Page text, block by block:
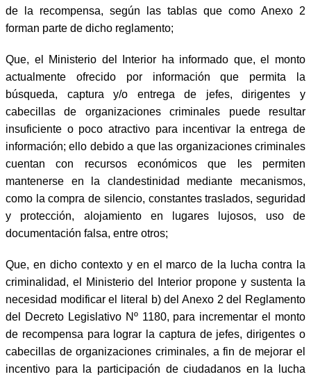
de la recompensa, según las tablas que como Anexo 2
forman parte de dicho reglamento;
Que, el Ministerio del Interior ha informado que, el monto
actualmente ofrecido por información que permita la
búsqueda, captura y/o entrega de jefes, dirigentes y
cabecillas de organizaciones criminales puede resultar
insuficiente o poco atractivo para incentivar la entrega de
información; ello debido a que las organizaciones criminales
cuentan con recursos económicos que les permiten
mantenerse en la clandestinidad mediante mecanismos,
como la compra de silencio, constantes traslados, seguridad
y protección, alojamiento en lugares lujosos, uso de
documentación falsa, entre otros;
Que, en dicho contexto y en el marco de la lucha contra la
criminalidad, el Ministerio del Interior propone y sustenta la
necesidad modificar el literal b) del Anexo 2 del Reglamento
del Decreto Legislativo Nº 1180, para incrementar el monto
de recompensa para lograr la captura de jefes, dirigentes o
cabecillas de organizaciones criminales, a fin de mejorar el
incentivo para la participación de ciudadanos en la lucha